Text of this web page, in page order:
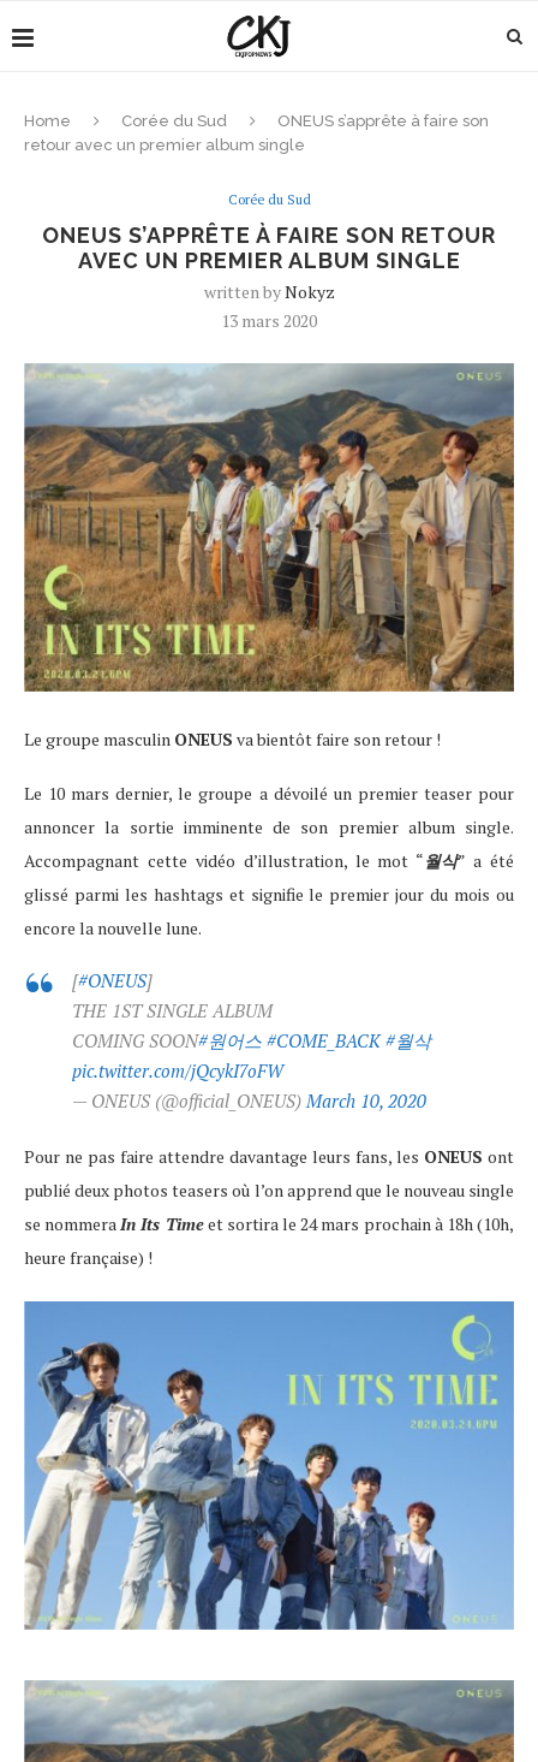
Home Corée du Sud
ONEUS s’apprête à faire son
retour avec un premier album single
Corée du Sud
ONEUS S’APPRÊTE À FAIRE SON RETOUR
AVEC UN PREMIER ALBUM SINGLE
written byNokyz
13 mars 2020
Le groupe masculin ONEUS va bientôt faire son retour !
Le 10 mars dernier, le groupe a dévoilé un premier teaser pour
annoncer la sortie imminente de son premier album single.
Accompagnant cette vidéo d’illustration, le mot “월삭” a été
glissé parmi les hashtags et signifie le premier jour du mois ou
encore la nouvelle lune.
[#ONEUS]
THE 1ST SINGLE ALBUM
COMING SOON#원어스 #COME_BACK #월삭
pic.twitter.com/jQcykI7oFW
— ONEUS (@official_ONEUS)March 10, 2020
Pour ne pas faire attendre davantage leurs fans, les ONEUS ont
publié deux photos teasers où l’on apprend que le nouveau single
se nommeraIn Its Timeet sortira le 24 mars prochain à 18h (10h,
heure française) !